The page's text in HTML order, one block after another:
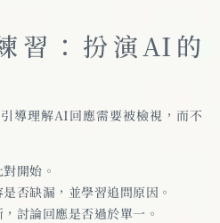
習：扮演AI的
導理解AI回應需要被檢視，而不
開始。
否缺漏，並學習追問原因。
討論回應是否過於單一。